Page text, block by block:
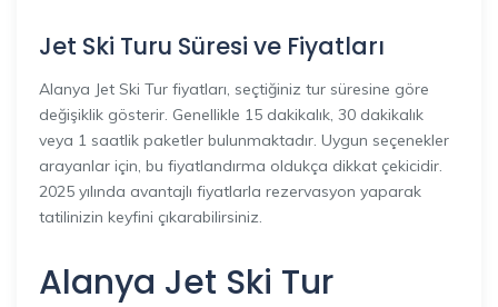
Jet Ski Turu Süresi ve Fiyatları
Alanya Jet Ski Tur fiyatları, seçtiğiniz tur süresine göre
değişiklik gösterir. Genellikle 15 dakikalık, 30 dakikalık
veya 1 saatlik paketler bulunmaktadır. Uygun seçenekler
arayanlar için, bu fiyatlandırma oldukça dikkat çekicidir.
2025 yılında avantajlı fiyatlarla rezervasyon yaparak
tatilinizin keyfini çıkarabilirsiniz.
Alanya Jet Ski Tur